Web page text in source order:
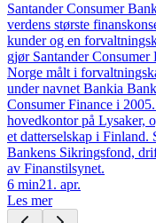
Santander Consumer
verdens største
kunder og en
gjør Santander
Norge målt i
under navnet Bankia
Consumer Finance i
hovedkontor på Lysaker,
et datterselskap i Finland.
Bankens Sikringsfond,
av Finanstilsynet.
6 min21. apr.
Les mer